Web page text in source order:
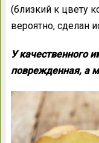
(близкий к цвету
вероятно, сделан
У качественного
поврежденная, а